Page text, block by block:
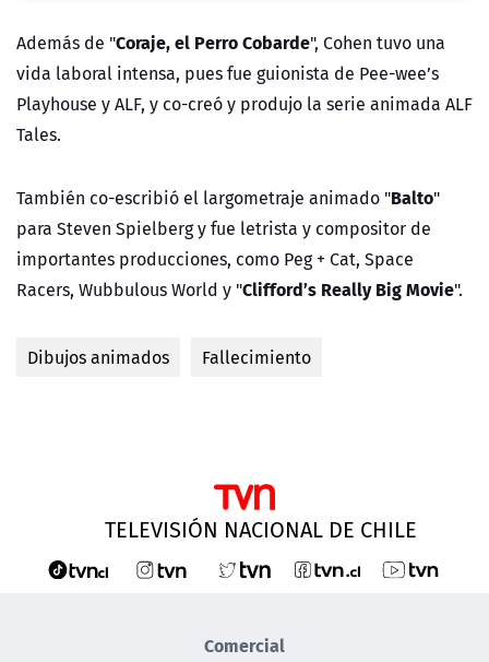
Además de "Coraje, el Perro Cobarde", Cohen tuvo una
vida laboral intensa, pues fue guionista de Pee-wee’s
Playhouse y ALF, y co-creó y produjo la serie animada ALF
Tales.
También co-escribió el largometraje animado "Balto"
para Steven Spielberg y fue letrista y compositor de
importantes producciones, como Peg + Cat, Space
Racers, Wubbulous World y "Clifford’s Really Big Movie".
Dibujos animados Fallecimiento
TELEVISIÓN NACIONAL DE CHILE
Comercial